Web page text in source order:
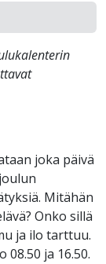
joka päivä
Mitähän
Onko sillä
ja ilo tarttuu.
08.50 ja 16.50.